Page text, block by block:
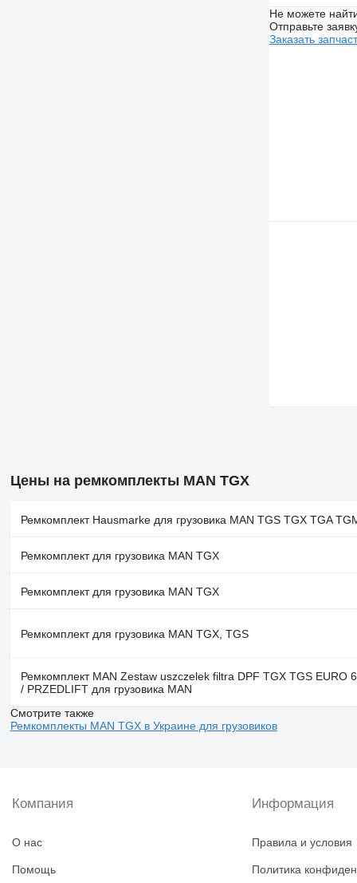
Не можете
Отправьте
Заказать
Цены на ремкомплекты MAN TGX
Ремкомплект Hausmarke для грузовика MAN TGS TGX TGA
Ремкомплект для грузовика MAN TGX
Ремкомплект для грузовика MAN TGX
Ремкомплект для грузовика MAN TGX, TGS
Ремкомплект MAN Zestaw uszczelek filtra DPF TGX TGS EURO
/ PRZEDLIFT для грузовика MAN
Смотрите также
Ремкомплекты MAN TGX в Украине для грузовиков
Компания
О нас
Помощь
Информация
Правила и условия
Политика